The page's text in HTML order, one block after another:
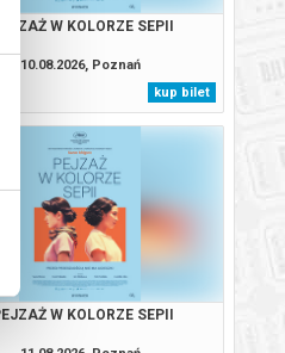
PEJZAŻ W KOLORZE SEPII
10.08.2026, Poznań
kup bilet
W KOLORZE SEPII